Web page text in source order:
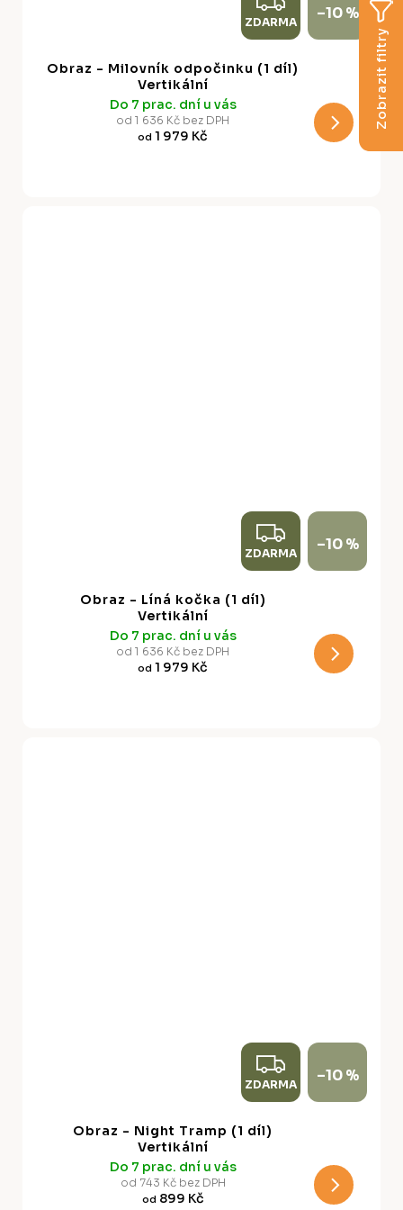
Zobrazit filtry
D
A
ZDARMA –10 %
Obraz - Milovník odpočinku (1 díl)
Vertikální
Do 7 prac. dní u vás
od 1 636 Kč bez DPH
od 1 979 Kč
Z
D
ZDARMA –10 %
Obraz - Líná kočka (1 díl)
Vertikální
Do 7 prac. dní u vás
od 1 636 Kč bez DPH
od 1 979 Kč
Z
D
ZDARMA –10 %
Obraz - Night Tramp (1 díl)
Vertikální
Do 7 prac. dní u vás
od 743 Kč bez DPH
od 899 Kč